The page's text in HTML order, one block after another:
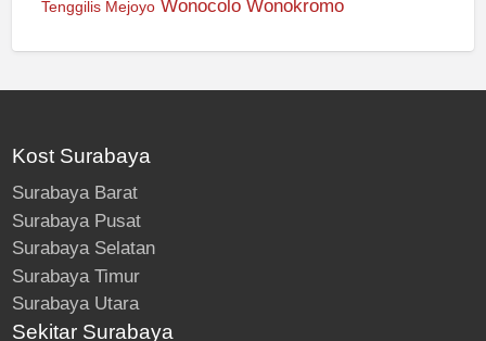
Tenggilis Mejoyo Wonocolo Wonokromo
Kost Surabaya
Surabaya Barat
Surabaya Pusat
Surabaya Selatan
Surabaya Timur
Surabaya Utara
Sekitar Surabaya